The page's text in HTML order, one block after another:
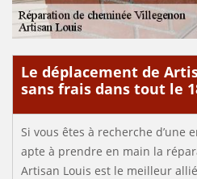
Le déplacement de
sans frais dans tout le
Si vous êtes à recherche d’une
apte à prendre en main la
Artisan Louis est le meilleur